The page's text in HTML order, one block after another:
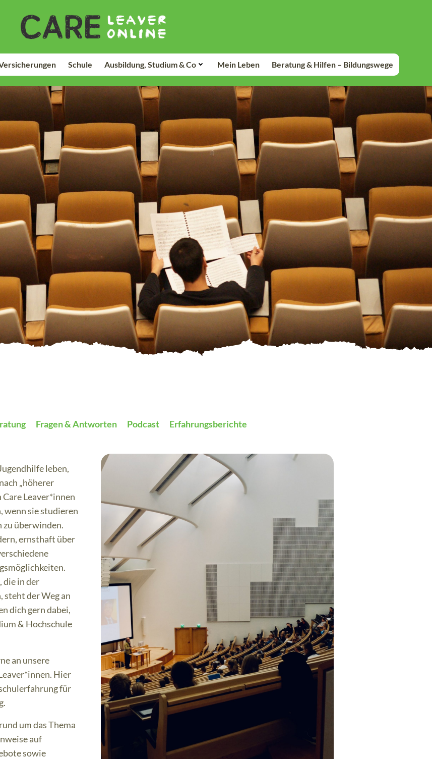
Schule Ausbildung, Studium & Co Mein Leben Beratung & Hilfen – Bildungswege
Fragen & Antworten Podcast Erfahrungsberichte
leben,
„höherer
Leaver*innen
wenn sie studieren
zu überwinden.
ernsthaft über
die in der
steht der Weg an
dich gern dabei,
& Hochschule
an unsere
Hier
für
um das Thema
auf
sowie